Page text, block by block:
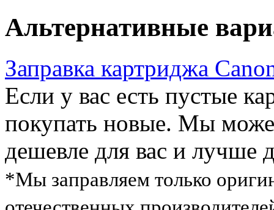
Альтернативные
Заправка картриджа
Если у вас есть пустые
покупать новые. Мы
дешевле для вас и лучше
*Мы заправляем только